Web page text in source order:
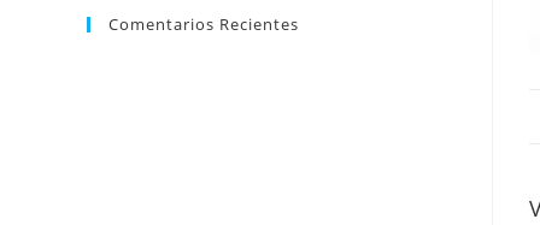
Comentarios Recientes